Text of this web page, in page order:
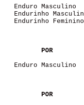
Enduro Masculino
POR
POR